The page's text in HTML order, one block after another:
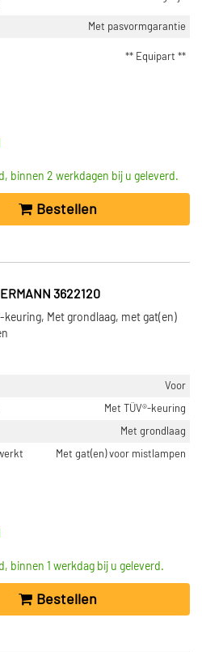
Met pasvormgarantie
** Equipart **
binnen 2 werkdagen bij u geleverd.
Bestellen
3622120
keuring, Met grondlaag, met gat(en)
Voor
Met TÜV®-keuring
Met grondlaag
Met gat(en) voor mistlampen
binnen 1 werkdag bij u geleverd.
Bestellen